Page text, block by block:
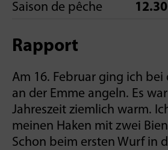
Saison de pêche
Rapport
Am 16. Februar ging ich bei
an der Emme angeln. Es
Jahreszeit ziemlich warm.
meinen Haken mit zwei
Schon beim ersten Wurf in